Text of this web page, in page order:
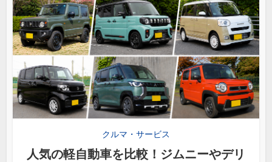
クルマ・サービス
人気の軽自動車を比較！ジムニーやデリ